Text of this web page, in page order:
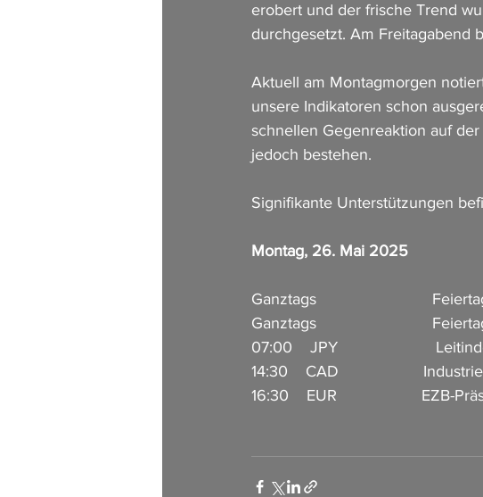
erobert und der frische Trend
durchgesetzt. Am Freitagabend
Aktuell am Montagmorgen
unsere Indikatoren schon
schnellen Gegenreaktion auf
jedoch bestehen.
Signifikante Unterstützungen
Montag, 26. Mai 2025
Ganztags
Ganztags
07:00    JPY
14:30    CAD
16:30    EUR